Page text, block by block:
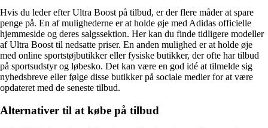
Hvis du leder efter Ultra Boost på tilbud, er der flere måder at spare
penge på. En af mulighederne er at holde øje med Adidas officielle
hjemmeside og deres salgssektion. Her kan du finde tidligere modeller
af Ultra Boost til nedsatte priser. En anden mulighed er at holde øje
med online sportstøjbutikker eller fysiske butikker, der ofte har tilbud
på sportsudstyr og løbesko. Det kan være en god idé at tilmelde sig
nyhedsbreve eller følge disse butikker på sociale medier for at være
opdateret med de seneste tilbud.
Alternativer til at købe på tilbud